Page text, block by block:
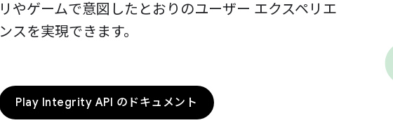
リやゲームで意図したとおりのユーザー エクスペリエ
ンスを実現できます。
Play Integrity API のドキュメント